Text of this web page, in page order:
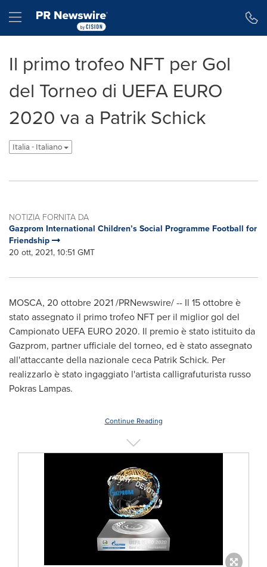
Hamburger menu
Il primo trofeo NFT per Gol
del Torneo di UEFA EURO
2020 va a Patrik Schick
Italia - Italiano
NOTIZIA FORNITA DA
Gazprom International Children’s Social Programme Football for
Friendship
20 ott, 2021, 10:51 GMT
MOSCA, 20 ottobre 2021 /PRNewswire/ -- Il 15 ottobre è
stato assegnato il primo trofeo NFT per il miglior gol del
Campionato UEFA EURO 2020. Il premio è stato istituito da
Gazprom, partner ufficiale del torneo, ed è stato assegnato
all'attaccante della nazionale ceca Patrik Schick. Per
realizzarlo è stato ingaggiato l'artista calligrafuturista russo
Pokras Lampas.
Continue Reading